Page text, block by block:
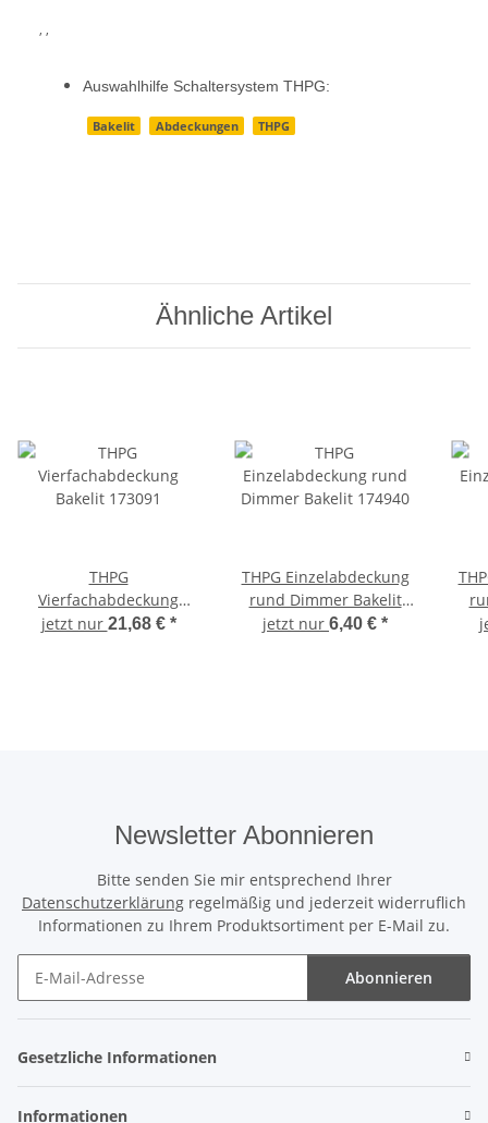
, ,
Auswahlhilfe Schaltersystem THPG:
Bakelit Abdeckungen THPG
Ähnliche Artikel
THPG
Vierfachabdeckung
Bakelit 173091
jetzt nur 21,68 € *
THPG Einzelabdeckung
rund Dimmer Bakelit
174940
jetzt nur 6,40 € *
Newsletter Abonnieren
Bitte senden Sie mir entsprechend Ihrer
Datenschutzerklärung regelmäßig und jederzeit widerruflich
Informationen zu Ihrem Produktsortiment per E-Mail zu.
Abonnieren
Gesetzliche Informationen
Informationen